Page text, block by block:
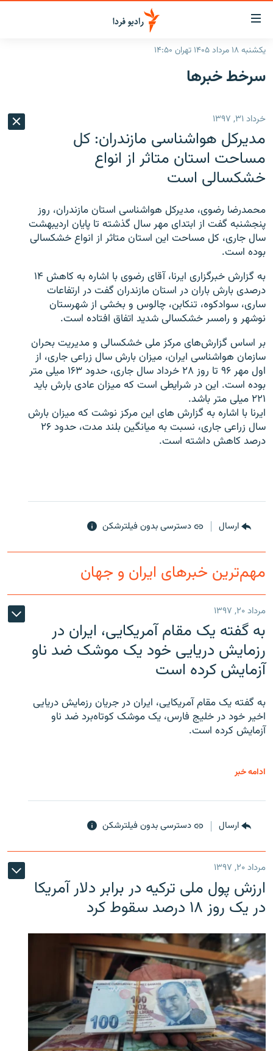
لینک‌های
قابلیت
دسترسی
بازگشت
اصلی
رفتن
صفحه
جستجو
ایران
انتخاب کنید و بشنوید
برنامه‌های رادیویی
پادکست
چندرسانه‌ای
گزارش‌های ویدئویی
English
به ما بپیوندید
زبان‌های دیگر
یکشنبه ۱۸ مرداد ۱۴۰۵ تهران ۱۴:۵۰
سرخط‌ خبرها
خرداد ۳۱, ۱۳۹۷
مدیرکل هواشناسی مازندران: کل
مساحت استان متاثر از انواع
خشکسالی است
محمدرضا رضوی، مدیرکل هواشناسی استان مازندران، روز
پنجشنبه گفت از ابتدای مهر سال گذشته تا پایان اردیبهشت
سال جاری، کل مساحت این استان متاثر از انواع خشکسالی
بوده است.
به گزارش خبرگزاری ایرنا، آقای رضوی با اشاره به کاهش ۱۴
درصدی بارش باران در استان مازندران گفت در ارتفاعات
ساری، سوادکوه، تنکابن، چالوس و بخشی از شهرستان
نوشهر و رامسر خشکسالی شدید اتفاق افتاده است.
بر اساس گزارش‌های مرکز ملی خشکسالی و مدیریت بحران
سازمان هواشناسی ایران، میزان بارش سال زراعی جاری، از
اول مهر ۹۶ تا روز ۲۸ خرداد سال جاری، حدود ۱۶۳ میلی متر
بوده است. این در شرایطی است که میزان عادی بارش باید
۲۲۱ میلی متر باشد.
ایرنا با اشاره به گزارش های این مرکز نوشت که میزان بارش
سال زراعی جاری، نسبت به میانگین بلند مدت، حدود ۲۶
درصد کاهش داشته است.
ارسال دسترسی بدون فیلترشکن
مهم‌ترین خبرهای ایران و جهان
مرداد ۲۰, ۱۳۹۷
به گفته یک مقام آمریکایی، ایران در
رزمایش دریایی خود یک موشک ضد ناو
آزمایش کرده است
به گفته یک مقام آمریکایی، ایران در جریان رزمایش دریایی
اخیر خود در خلیج فارس، یک موشک کوتاه‌برد ضد ناو
آزمایش کرده است.
ادامه خبر
ارسال دسترسی بدون فیلترشکن
مرداد ۲۰, ۱۳۹۷
ارزش پول ملی ترکیه در برابر دلار آمریکا
در یک روز ۱۸ درصد سقوط کرد